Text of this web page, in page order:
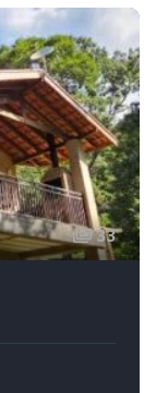
33